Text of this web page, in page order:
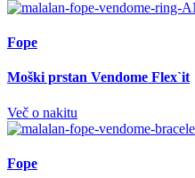
Fope
Moški prstan Vendome Flex`it
Več o nakitu
Fope